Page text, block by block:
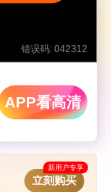
错误码: 042312
APP看高清
新用户专享
立刻购买